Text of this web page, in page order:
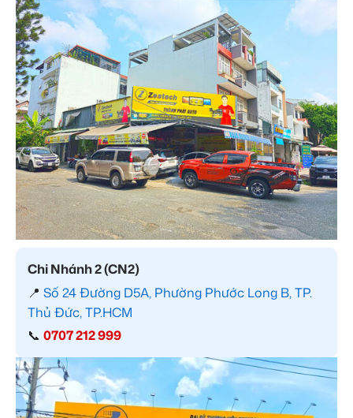
Chi Nhánh 2 (CN2)
📍 Số 24 Đường D5A, Phường Phước Long B, TP.
Thủ Đức, TP.HCM
📞 0707 212 999